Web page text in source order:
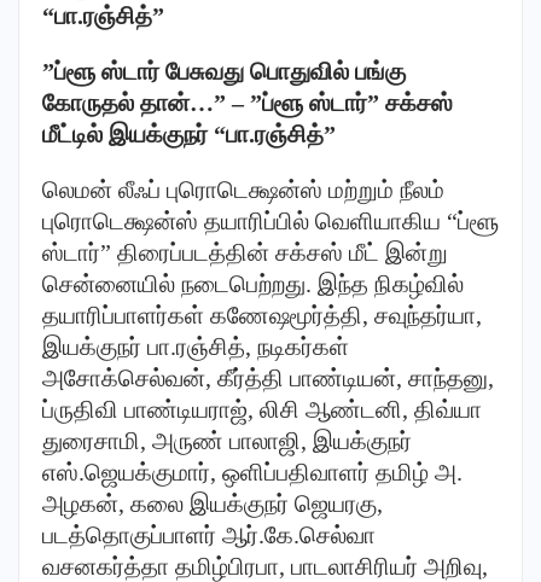
“பா.ரஞ்சித்”
”ப்ளூ ஸ்டார் பேசுவது பொதுவில் பங்கு
கோருதல் தான்…” – ”ப்ளூ ஸ்டார்” சக்சஸ்
மீட்டில் இயக்குநர் “பா.ரஞ்சித்”
லெமன் லீஃப் புரொடெக்ஷன்ஸ் மற்றும் நீலம்
புரொடெக்ஷன்ஸ் தயாரிப்பில் வெளியாகிய “ப்ளூ
ஸ்டார்” திரைப்படத்தின் சக்சஸ் மீட் இன்று
சென்னையில் நடைபெற்றது. இந்த நிகழ்வில்
தயாரிப்பாளர்கள் கணேஷமூர்த்தி, சவுந்தர்யா,
இயக்குநர் பா.ரஞ்சித், நடிகர்கள்
அசோக்செல்வன், கீர்த்தி பாண்டியன், சாந்தனு,
ப்ருதிவி பாண்டியராஜ், லிசி ஆண்டனி, திவ்யா
துரைசாமி, அருண் பாலாஜி, இயக்குநர்
எஸ்.ஜெயக்குமார், ஒளிப்பதிவாளர் தமிழ் அ.
அழகன், கலை இயக்குநர் ஜெயரகு,
படத்தொகுப்பாளர் ஆர்.கே.செல்வா
வசனகர்த்தா தமிழ்பிரபா, பாடலாசிரியர் அறிவு,